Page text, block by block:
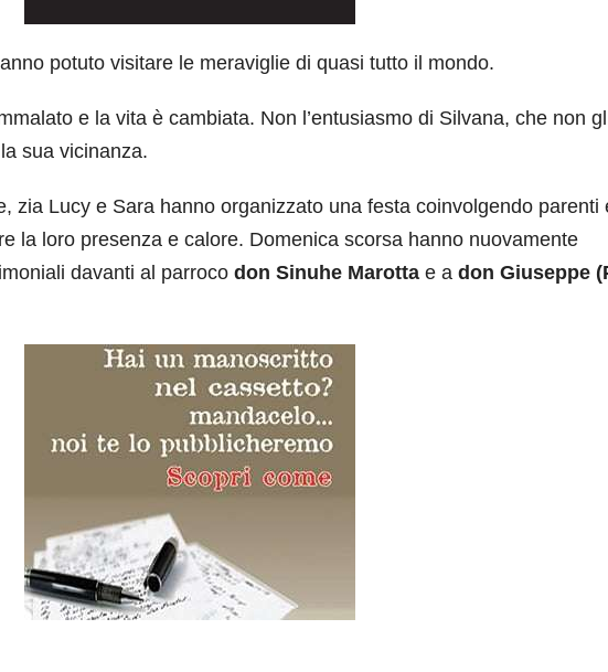
potuto visitare le meraviglie di quasi tutto il mondo.
e la vita è cambiata. Non l’entusiasmo di Silvana, che non
sua vicinanza.
zia Lucy e Sara hanno organizzato una festa coinvolgendo parenti
la loro presenza e calore. Domenica scorsa hanno nuovamente
davanti al parroco don Sinuhe Marotta e a don Giuseppe